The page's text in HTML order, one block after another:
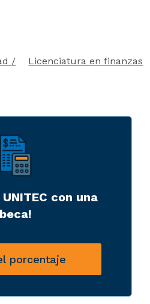
Licenciatura en finanzas
con una
beca!
porcentaje